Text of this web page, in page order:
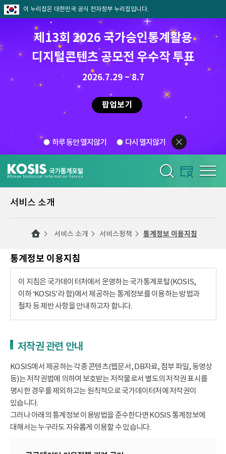
이 누리집은 대한민국 공식 전자정부 누리집입니다.
제13회 2026 국가승인통계활용
디지털콘텐츠 공모전 우수작 투표
2026.7.29 ~ 8.7
팝업보기
하루 동안 열지않기 다시 열지않기
서비스 소개
서비스 소개 서비스정책 통계정보 이용지침
통계정보 이용지침
이 지침은 국가데이터처에서 운영하는 국가통계포털(KOSIS,
이하 ‘KOSIS'라 함)에서 제공하는 통계정보를 이용하는 방법과
절차 등 제반 사항을 안내하고자 합니다.
저작권 관련 안내
KOSIS에서 제공하는 각종 콘텐츠(웹문서, DB자료, 첨부 파일, 동영상
등)는 저작권법에 의하여 보호받는 저작물로서 별도의 저작권 표시를
명시한 경우를 제외하고는 원칙적으로 국가데이터처에 저작권이
있습니다.
그러나 아래의 통계정보 이용방법을 준수한다면 KOSIS 통계정보에
대해서는 누구라도 자유롭게 이용할 수 있습니다.